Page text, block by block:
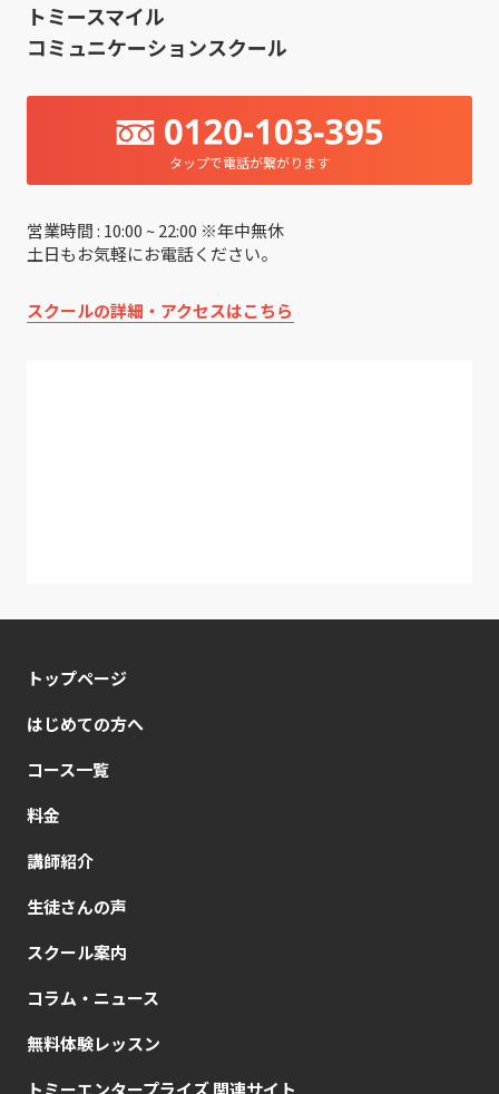
トミースマイル
コミュニケーションスクール
タップで電話が繋がります
営業時間 : 10:00 ~ 22:00 ※年中無休
土日もお気軽にお電話ください。
スクールの詳細・アクセスはこちら
トップページ
はじめての方へ
コース一覧
料金
講師紹介
生徒さんの声
スクール案内
コラム・ニュース
無料体験レッスン
トミーエンタープライズ 関連サイト